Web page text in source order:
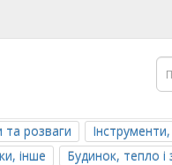
та розваги
інше
Будинок, тепло